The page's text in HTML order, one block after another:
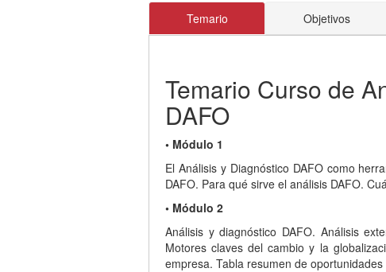
Temario Objetivos
Temario Curso de
DAFO
• Módulo 1
El Análisis y Diagnóstico DAFO como
DAFO. Para qué sirve el análisis DAFO.
• Módulo 2
Análisis y diagnóstico DAFO. Análisis
Motores claves del cambio y la
empresa. Tabla resumen de